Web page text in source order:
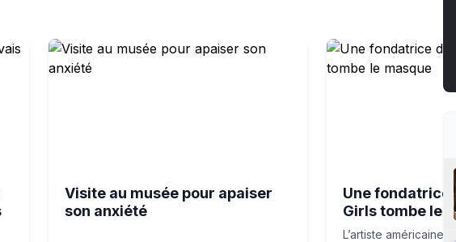
points de la Cour des Comptes
Visite au musée pour apaiser son anxiété
Visite au musée pour apaiser
son anxiété
Une fondatrice des
Une fondatrice
Girls tombe le
L’artiste américaine